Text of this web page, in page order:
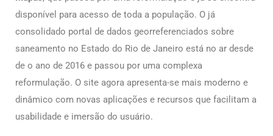
disponível para acesso de toda a população. O já
consolidado portal de dados georreferenciados sobre
saneamento no Estado do Rio de Janeiro está no ar desde
de o ano de 2016 e passou por uma complexa
reformulação. O site agora apresenta-se mais moderno e
dinâmico com novas aplicações e recursos que facilitam a
usabilidade e imersão do usuário.